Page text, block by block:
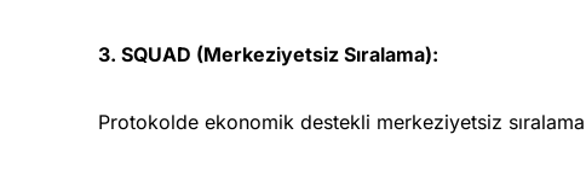
3. SQUAD (Merkeziyetsiz Sıralama):
Protokolde ekonomik destekli merkeziyetsiz